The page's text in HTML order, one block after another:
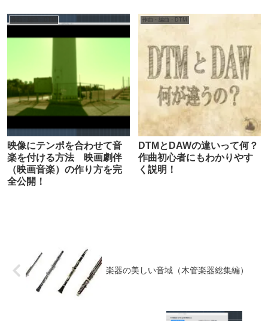
映像にテンポを合わせて音
楽を付ける方法 映画劇伴
（映画音楽）の作り方を完
全公開！
作曲・編曲・DTM
DTMとDAWの違いって何？
作曲初心者にもわかりやす
く説明！
楽器の美しい音域（木管楽器総集編）